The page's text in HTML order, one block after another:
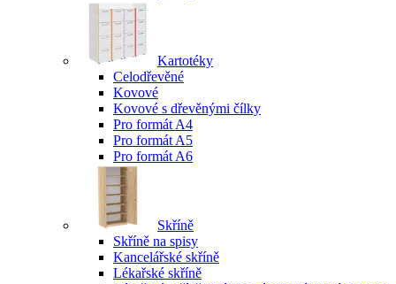
Kartotéky
Celodřevěné
Kovové
Kovové s dřevěnými čílky
Pro formát A4
Pro formát A5
Pro formát A6
Skříně
Skříně na spisy
Kancelářské skříně
Lékařské skříně